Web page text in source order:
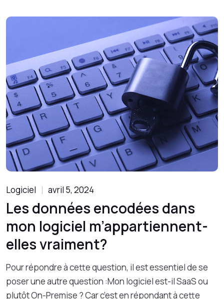
Logiciel avril 5, 2024
Les données encodées dans
mon logiciel m’appartiennent-
elles vraiment?
Pour répondre à cette question, il est essentiel de se
poser une autre question :Mon logiciel est-il SaaS ou
plutôt On-Premise ? Car c’est en répondant à cette